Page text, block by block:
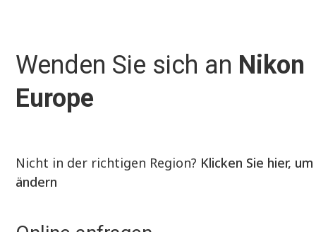
Wenden Sie sich an Nikon
Europe
Nicht in der richtigen Region? Klicken Sie hier,
ändern